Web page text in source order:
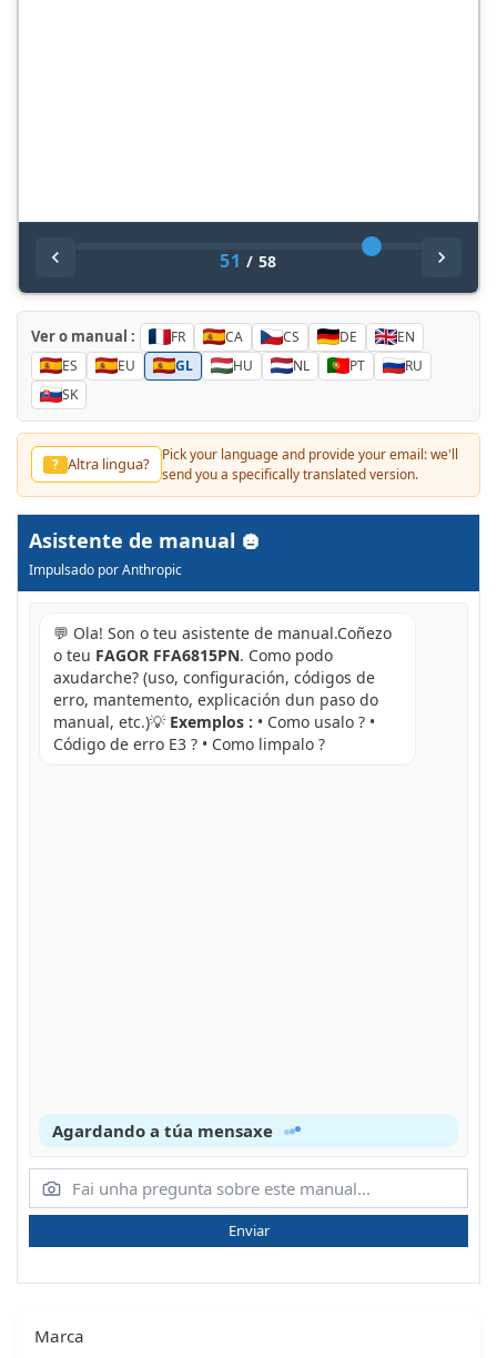
51 / 58
Ver o manual : FR CA CS DE
EN
ES
EU GL HU NL PT
RU
SK
? Altra lingua?
Pick your language and provide your email: we'll
send you a specifically translated version.
Asistente de manual
Impulsado por Anthropic
💬 Ola! Son o teu asistente de manual.Coñezo
o teu FAGOR FFA6815PN. Como podo
axudarche? (uso, configuración, códigos de
erro, mantemento, explicación dun paso do
manual, etc.)💡 Exemplos : • Como usalo ? •
Código de erro E3 ? • Como limpalo ?
Agardando a túa mensaxe
Enviar
Marca